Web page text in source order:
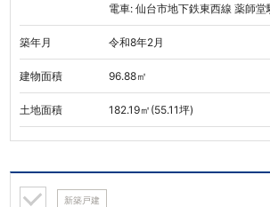
電車: 仙台市地下鉄東西線 薬師堂
築年月 令和8年2月
建物面積 96.88㎡
土地面積 182.19㎡(55.11坪)
新築戸建